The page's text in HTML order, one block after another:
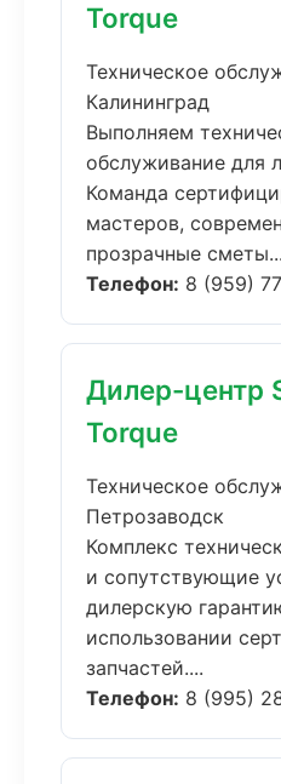
Torque
Техническое
Калининград
Выполняем
обслуживание для
Команда
мастеров,
прозрачные
Телефон: 8 (959)
Дилер-центр
Torque
Техническое
Петрозаводск
Комплекс
и сопутствующие
дилерскую
использовании
запчастей....
Телефон: 8 (995)